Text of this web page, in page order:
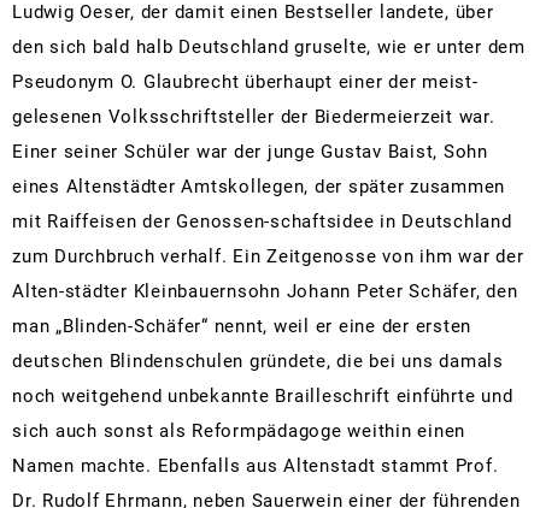
Ludwig Oeser, der damit einen Bestseller landete, über
den sich bald halb Deutschland gruselte, wie er unter dem
Pseudonym O. Glaubrecht überhaupt einer der meist-
gelesenen Volksschriftsteller der Biedermeierzeit war.
Einer seiner Schüler war der junge Gustav Baist, Sohn
eines Altenstädter Amtskollegen, der später zusammen
mit Raiffeisen der Genossen-schaftsidee in Deutschland
zum Durchbruch verhalf. Ein Zeitgenosse von ihm war der
Alten-städter Kleinbauernsohn Johann Peter Schäfer, den
man „Blinden-Schäfer“ nennt, weil er eine der ersten
deutschen Blindenschulen gründete, die bei uns damals
noch weitgehend unbekannte Brailleschrift einführte und
sich auch sonst als Reformpädagoge weithin einen
Namen machte. Ebenfalls aus Altenstadt stammt Prof.
Dr. Rudolf Ehrmann, neben Sauerwein einer der führenden